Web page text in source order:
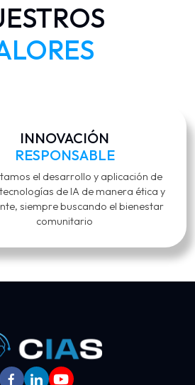
INNOVACIÓN
RESPONSABLE
el desarrollo y aplicación de
de IA de manera ética y
siempre buscando el bienestar
comunitario